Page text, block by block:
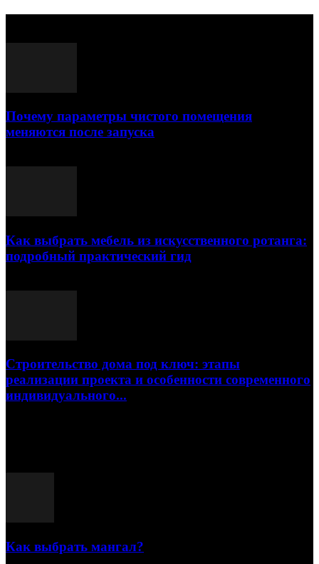
Почему параметры чистого помещения
меняются после запуска
Как выбрать мебель из искусственного ротанга:
подробный практический гид
Строительство дома под ключ: этапы
реализации проекта и особенности современного
индивидуального...
Как выбрать мангал?